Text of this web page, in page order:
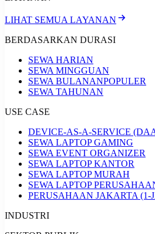
LIHAT SEMUA LAYANAN
BERDASARKAN DURASI
SEWA HARIAN
SEWA MINGGUAN
SEWA BULANANPOPULER
SEWA TAHUNAN
USE CASE
DEVICE-AS-A-SERVICE
SEWA LAPTOP GAMING
SEWA EVENT ORGANIZER
SEWA LAPTOP KANTOR
SEWA LAPTOP MURAH
SEWA LAPTOP
PERUSAHAAN JAKARTA (1-
INDUSTRI